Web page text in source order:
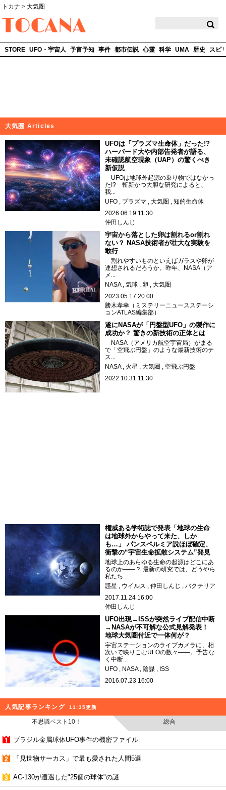
トカナ > 大気圏
STORE UFO・宇宙人 予言予知 事件 都市伝説 心霊 科学 UMA 歴史 スピ
大気圏 Articles
UFOは「プラズマ生命体」だった!?
ハーバード大や内部告発者が語る、
未確認航空現象（UAP）の驚くべき
新仮説
UFOは地球外起源の乗り物ではなかっ
た!? 斬新かつ大胆な研究によると、
我...
UFO
プラズマ 大気圏
知的生命体
2026.06.19 11:30
仲田しんじ
宇宙から落とした卵は割れるor割れ
ない？ NASA技術者が壮大な実験を
敢行
割れやすいものといえばガラスや卵が
連想されるだろうか。昨年、NASA（ア
メ...
NASA
気球 卵
大気圏
2023.05.17 20:00
勝木孝幸（ミステリーニュースステーシ
ョンATLAS編集部）
遂にNASAが「円盤型UFO」の製作に
成功か？ 驚きの新技術の正体とは
NASA（アメリカ航空宇宙局）がまる
で「空飛ぶ円盤」のような最新技術のテ
ス...
NASA
火星 大気圏
空飛ぶ円盤
2022.10.31 11:30
権威ある学術誌で発表「地球の生命
は地球外からやって来た、しか
も…」 パンスペルミア説ほぼ確定、
衝撃の“宇宙生命拡散システム”発見
地球上のあらゆる生命の起源はどこにあ
るのか――？ 最新の研究では、どうやら
私たち...
惑星
ウイルス 仲田しんじ
バクテリア
2017.11.24 16:00
仲田しんじ
UFO出現→ISSが突然ライブ配信中断
→NASAが不可解な公式見解発表！
地球大気圏付近で一体何が？
宇宙ステーションのライブカメラに、相
次いで映りこむUFOの数々――。予告な
く中断...
UFO
NASA 陰謀
ISS
2016.07.23 16:00
人気記事ランキング 11:35更新
不思議ベスト10！ 総合
ブラジル金属球体UFO事件の機密ファイル
「見世物サーカス」で最も愛された人間5選
AC-130が遭遇した"25個の球体"の謎